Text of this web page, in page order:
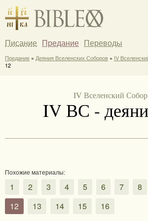
Писание Предание Переводы
Предание » Деяния Вселенских Соборов » IV
12
IV Вселенский Собор
IV ВС -
Похожие материалы:
1 2 3 4 5 6 7 8
12
13 14 15 16